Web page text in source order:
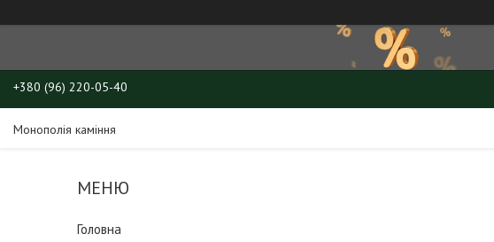
+380 (96) 220-05-40
Монополія каміння
Головна